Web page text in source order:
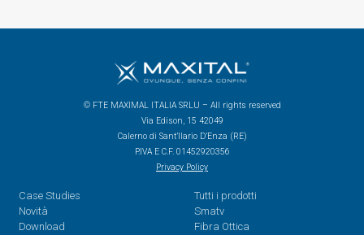
© FTE MAXIMAL ITALIA SRLU – All rights reserved
Via Edison, 15 42049
Calerno di Sant’Ilario D’Enza (RE)
P.IVA E C.F. 01452920356
Privacy Policy
Case Studies
Novità
Download
Tutti i prodotti
Smatv
Fibra Ottica